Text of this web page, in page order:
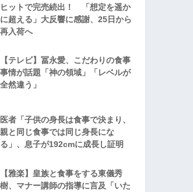
ヒットで完売続出！ 「想定を遥か
に超える」大反響に感謝、25日から
再入荷へ
【テレビ】冨永愛、こだわりの食事
事情が話題「神の領域」「レベルが
全然違う」
医者「子供の身長は食事で決まり、
親と同じ食事では同じ身長にな
る」、息子が192cmに成長し証明
【雅楽】皇族と食事をする東儀秀
樹、マナー講師の指導に言及「いた